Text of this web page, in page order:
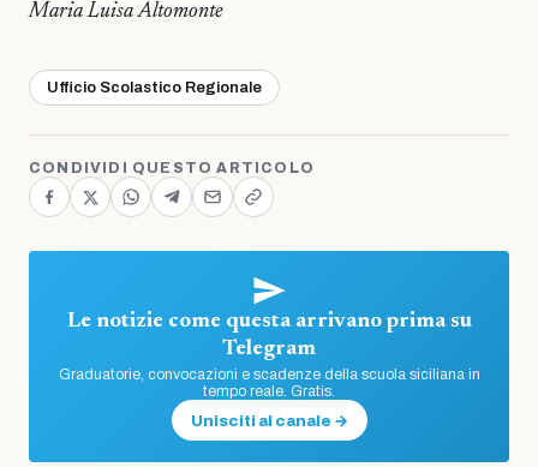
Maria Luisa Altomonte
Ufficio Scolastico Regionale
CONDIVIDI QUESTO ARTICOLO
Le notizie come questa arrivano prima su
Telegram
Graduatorie, convocazioni e scadenze della scuola siciliana in
tempo reale. Gratis.
Unisciti al canale →